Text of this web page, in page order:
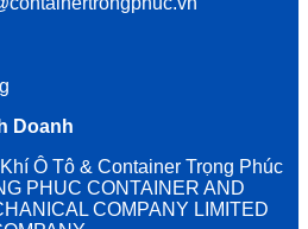
Doanh
Ô Tô & Container Trọng Phúc
PHUC CONTAINER AND
COMPANY LIMITED